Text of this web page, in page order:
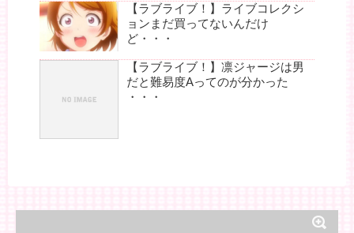
【ラブライブ！】ライブコレクシ
ョンまだ買ってないんだけ
ど・・・
【ラブライブ！】凛ジャージは男
だと難易度Aってのが分かった
・・・